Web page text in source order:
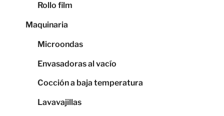
Rollo film
Maquinaria
Microondas
Envasadoras al vacío
Cocción a baja temperatura
Lavavajillas